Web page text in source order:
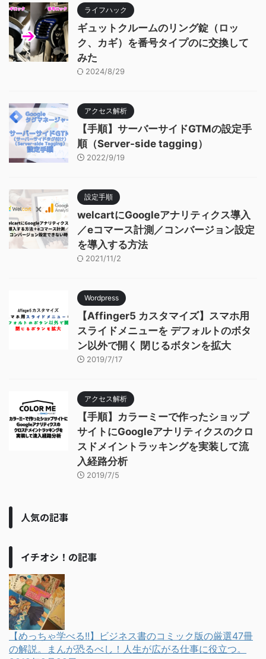
ライフハック
ギュットクルームのリング錠（ロッ
ク、カギ）を番号タイプのに交換して
みた
2024/8/29
アクセス解析
【手順】サーバーサイドGTMの設定手
順（Server-side tagging）
2022/9/19
設定手順
welcartにGoogleアナリティクス導入
／eコマース計測／コンバージョン設定
を導入する方法
2021/11/2
Wordpress
【Affinger5 カスタマイズ】スマホ用
スライドメニューを デフォルトのボタ
ン以外で開く 閉じるボタンを拡大
2019/7/17
アクセス解析
【手順】カラーミーで作ったショップ
サイトにGoogleアナリティクスのクロ
スドメイントラッキングを実装して流
入経路分析
2019/7/5
人気の記事
イチオシ！の記事
【めっちゃ学べる!!】ビジネス書のコミック版の厳選47冊
の解説。まんが恐るべし！人生が広がる仕事に役立つ。